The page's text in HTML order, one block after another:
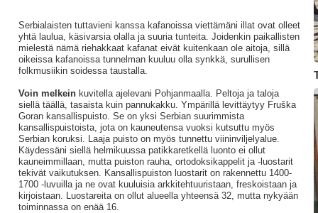
Serbialaisten tuttavieni kanssa kafanoissa viettämäni illat ovat olleet
yhtä laulua, käsivarsia olalla ja suuria tunteita. Joidenkin paikallisten
mielestä nämä riehakkaat kafanat eivät kuitenkaan ole aitoja, sillä
oikeissa kafanoissa tunnelman kuuluu olla synkkä, surullisen
folkmusiikin soidessa taustalla.
Voin melkeinkuvitella ajelevani Pohjanmaalla. Peltoja ja taloja
siellä täällä, tasaista kuin pannukakku. Ympärillä levittäytyy Fruška
Goran kansallispuisto. Se on yksi Serbian suurimmista
kansallispuistoista, jota on kauneutensa vuoksi kutsuttu myös
Serbian koruksi. Laaja puisto on myös tunnettu viininviljelyalue.
Käydessäni siellä helmikuussa patikkaretkellä luonto ei ollut
kauneimmillaan, mutta puiston rauha, ortodoksikappelit ja -luostarit
tekivät vaikutuksen. Kansallispuiston luostarit on rakennettu 1400-
1700 -luvuilla ja ne ovat kuuluisia arkkitehtuuristaan, freskoistaan ja
kirjoistaan. Luostareita on ollut alueella yhteensä 32, mutta nykyään
toiminnassa on enää 16.